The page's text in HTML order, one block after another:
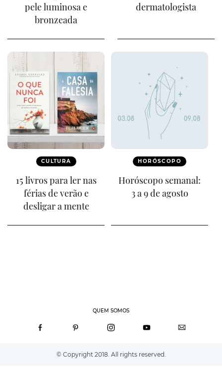
pele luminosa e
bronzeada
dermatologista
CULTURA
15 livros para ler nas
férias de verão e
desligar a mente
HORÓSCOPO
Horóscopo semanal:
3 a 9 de agosto
QUEM SOMOS
© Copyright 2018. All rights reserved.